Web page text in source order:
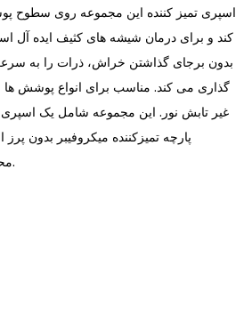
اسپری تمیز کننده این مجموعه روی سطوح
کند و برای درمان شیشه های کثیف ایده آل
بدون برجای گذاشتن خراش، ذرات را به
گذاری می کند. مناسب برای انواع پوشش ها
غیر تابش نور. این مجموعه شامل یک اسپری
پارچه تمیزکننده میکروفیبر بدون
محافظت از لنزهای شماست.